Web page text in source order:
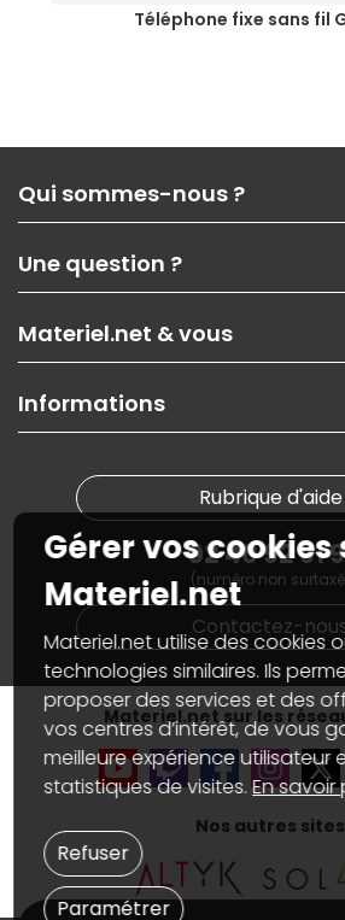
Téléphone fixe sans fil
Qui sommes-nous ?
Nos services
Les magasins Materiel.net
Nos solutions pour les pros
Contactez-nous
Une question ?
Paiement, livraison
Garanties,Pack Zen
SAV, demander un retour
Informations
Materiel.net & vous
On rachète votre carte graphique
PC sur mesure : Votre RDV
Materiel.net recrute
Notre programme d'affiliation
Partenariat & Sponsoring
Informations
Nos marques
Conditions générales de vente
Marketplace
Informations légales
Données personnellesetcookies
Gérer vos cookies
Accessibilité : non conforme
Rubrique d'aide
02 40 92 91
(numéro non
Contactez-
Materiel.net sur les
Nos autres sites
Gérer vos cookies
Materiel.net
Materiel.net utilise des cookies
technologies similaires. Ils
proposer des services et des
vos centres d’intérêt, de vous
meilleure expérience utilisateur
statistiques de visites.En savoir
Paramétrer
Refuser